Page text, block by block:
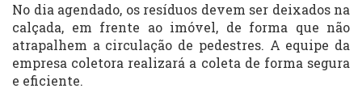
No dia agendado, os resíduos devem ser deixados na
calçada, em frente ao imóvel, de forma que não
atrapalhem a circulação de pedestres. A equipe da
empresa coletora realizará a coleta de forma segura
e eficiente.